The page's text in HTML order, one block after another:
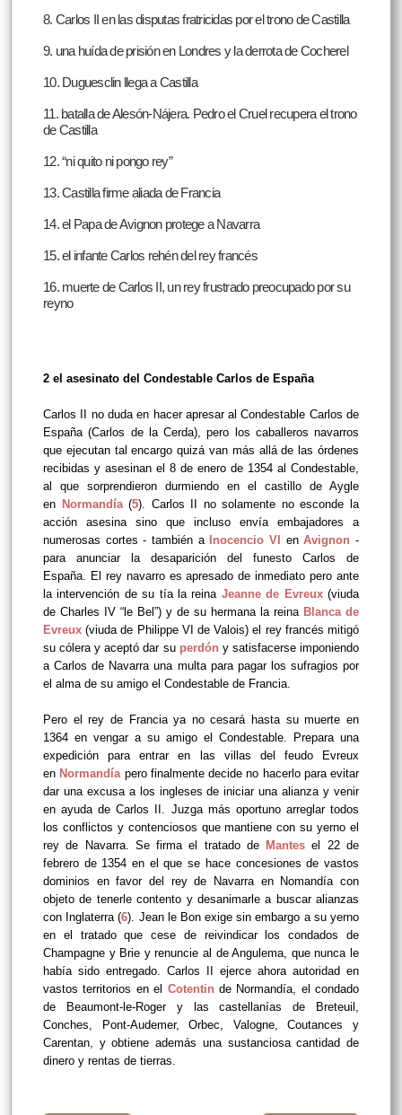
8. Carlos II en las disputas fratricidas por el trono de Castilla
9. una huída de prisión en Londres y la derrota de Cocherel
10. Duguesclin llega a Castilla
11. batalla de Alesón-Nájera. Pedro el Cruel recupera el trono
de Castilla
12. “ni quito ni pongo rey”
13. Castilla firme aliada de Francia
14. el Papa de Avignon protege a Navarra
15. el infante Carlos rehén del rey francés
16. muerte de Carlos II, un rey frustrado preocupado por su
reyno
2 el asesinato del Condestable Carlos de España
Carlos II no duda en hacer apresar al Condestable Carlos de
España (Carlos de la Cerda), pero los caballeros navarros
que ejecutan tal encargo quizá van más allá de las órdenes
recibidas y asesinan el 8 de enero de 1354 al Condestable,
al que sorprendieron durmiendo en el castillo de Aygle
en Normandía (5). Carlos II no solamente no esconde la
acción asesina sino que incluso envía embajadores a
numerosas cortes - también a Inocencio VI enAvignon-
para anunciar la desaparición del funesto Carlos de
España. El rey navarro es apresado de inmediato pero ante
la intervención de su tía la reina Jeanne de Evreux(viuda
de Charles IV “le Bel”) y de su hermana la reina Blanca de
Evreux (viuda de Philippe VI de Valois) el rey francés mitigó
su cólera y aceptó dar su perdón y satisfacerse imponiendo
a Carlos de Navarra una multa para pagar los sufragios por
el alma de su amigo el Condestable de Francia.
Pero el rey de Francia ya no cesará hasta su muerte en
1364 en vengar a su amigo el Condestable. Prepara una
expedición para entrar en las villas del feudo Evreux
en Normandía pero finalmente decide no hacerlo para evitar
dar una excusa a los ingleses de iniciar una alianza y venir
en ayuda de Carlos II. Juzga más oportuno arreglar todos
los conflictos y contenciosos que mantiene con su yerno el
rey de Navarra. Se firma el tratado de Mantes el 22 de
febrero de 1354 en el que se hace concesiones de vastos
dominios en favor del rey de Navarra en Nomandía con
objeto de tenerle contento y desanimarle a buscar alianzas
con Inglaterra (6). Jean le Bon exige sin embargo a su yerno
en el tratado que cese de reivindicar los condados de
Champagne y Brie y renuncie al de Angulema, que nunca le
había sido entregado. Carlos II ejerce ahora autoridad en
vastos territorios en el Cotentin de Normandía, el condado
de Beaumont-le-Roger y las castellanías de Breteuil,
Conches, Pont-Audemer, Orbec, Valogne, Coutances y
Carentan, y obtiene además una sustanciosa cantidad de
dinero y rentas de tierras.